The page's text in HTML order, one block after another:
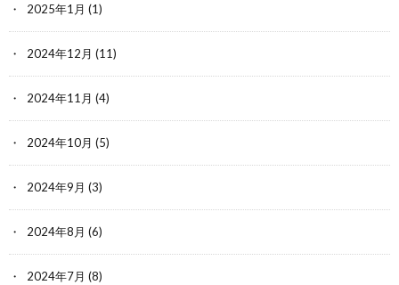
2025年1月 (1)
2024年12月 (11)
2024年11月 (4)
2024年10月 (5)
2024年9月 (3)
2024年8月 (6)
2024年7月 (8)